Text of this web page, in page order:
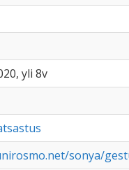
yli 8v
sonya/